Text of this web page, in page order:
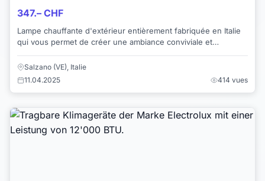
347.– CHF
Lampe chauffante d'extérieur entièrement fabriquée en Italie
qui vous permet de créer une ambiance conviviale et
chaleureuse. https://ycitalia.com/it...
Salzano (VE), Italie
11.04.2025
414 vues